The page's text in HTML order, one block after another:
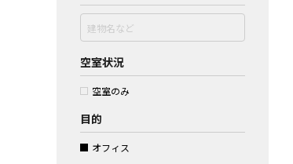
空室状況
空室のみ
目的
オフィス